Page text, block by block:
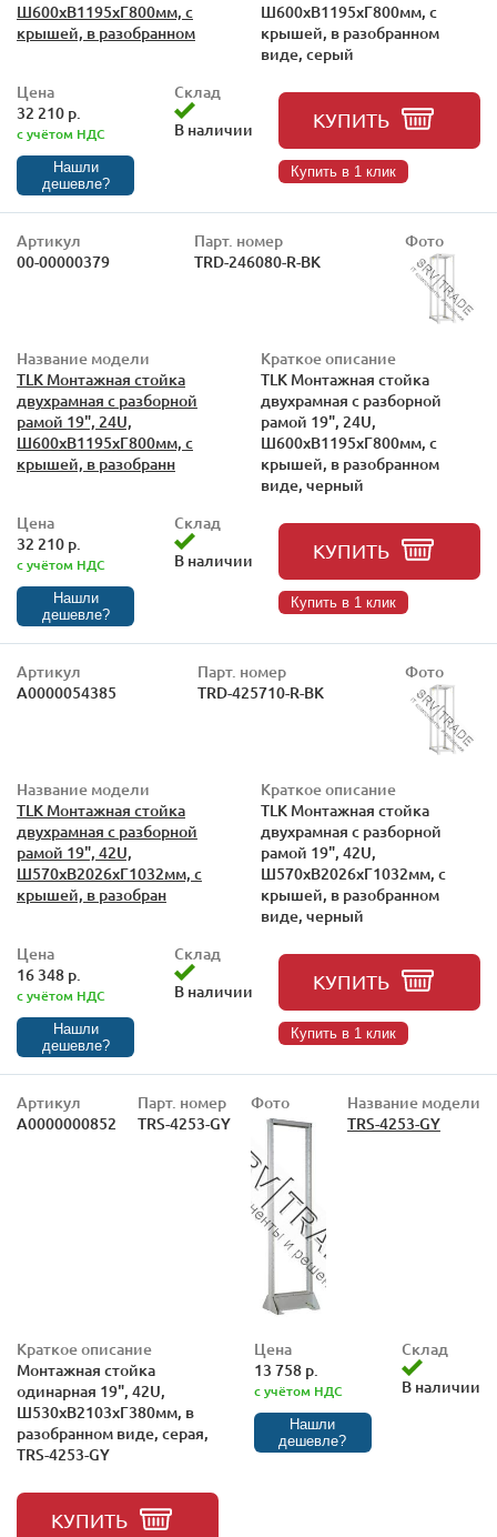
Ш600xВ1195xГ800мм, с
крышей, в разобранном
Ш600xВ1195xГ800мм, с
крышей, в разобранном
виде, серый
Цена
32 210 р.
с учётом НДС
Нашли
дешевле?
Склад
В наличии
КУПИТЬ
Купить в 1 клик
Артикул
00-00000379
Парт. номер
TRD-246080-R-BK
Фото
Название модели
TLK Монтажная стойка
двухрамная с разборной
рамой 19", 24U,
Ш600xВ1195xГ800мм, с
крышей, в разобранн
Краткое описание
TLK Монтажная стойка
двухрамная с разборной
рамой 19", 24U,
Ш600xВ1195xГ800мм, с
крышей, в разобранном
виде, черный
Цена
32 210 р.
с учётом НДС
Нашли
дешевле?
Склад
В наличии
КУПИТЬ
Купить в 1 клик
Артикул
А0000054385
Парт. номер
TRD-425710-R-BK
Фото
Название модели
TLK Монтажная стойка
двухрамная с разборной
рамой 19", 42U,
Ш570xВ2026xГ1032мм, с
крышей, в разобран
Краткое описание
TLK Монтажная стойка
двухрамная с разборной
рамой 19", 42U,
Ш570xВ2026xГ1032мм, с
крышей, в разобранном
виде, черный
Цена
16 348 р.
с учётом НДС
Нашли
дешевле?
Склад
В наличии
КУПИТЬ
Купить в 1 клик
Артикул
А0000000852
Парт. номер
TRS-4253-GY
Фото
Название модели
TRS-4253-GY
Краткое описание
Монтажная стойка
одинарная 19", 42U,
Ш530xВ2103хГ380мм, в
разобранном виде, серая,
TRS-4253-GY
Цена
13 758 р.
с учётом НДС
Нашли
дешевле?
Склад
В наличии
КУПИТЬ